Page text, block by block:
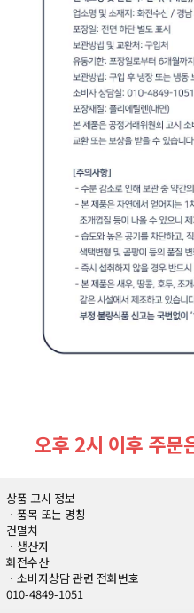
오후 2시 이후 주문
상품 고시 정보
ㆍ품목 또는 명칭
건멸치
ㆍ생산자
화전수산
ㆍ소비자상담 관련 전화번호
010-4849-1051